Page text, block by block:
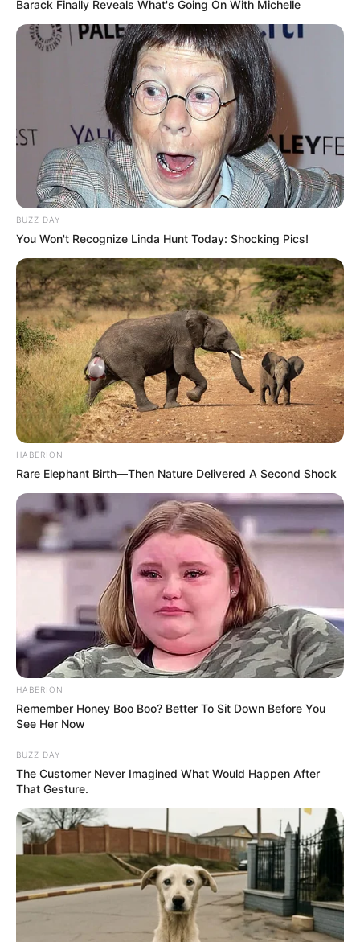
Barack Finally Reveals What's Going On With Michelle
BUZZ DAY
You Won't Recognize Linda Hunt Today: Shocking Pics!
HABERION
Rare Elephant Birth—Then Nature Delivered A Second Shock
HABERION
Remember Honey Boo Boo? Better To Sit Down Before You
See Her Now
BUZZ DAY
The Customer Never Imagined What Would Happen After
That Gesture.